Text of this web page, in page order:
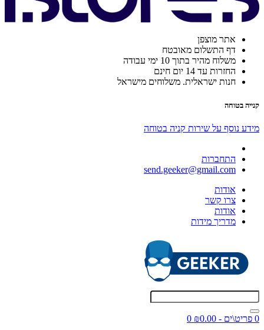
אתר מוצפן
דף התשלום מאובטח
משלוח מהיר בתוך 10 ימי עבודה
החזרות עד 14 יום חינם
חנות ישראלית. משלוחים מישראל
קנייה בטוחה
מידע נוסף על שירות קניה בטוחה
התחברות
send.geeker@gmail.com
אודות
צרו קשר
אודות
מדריך מידות
0 פריט\ים - ₪0.00
0